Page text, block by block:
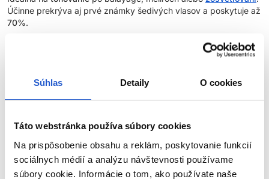
Súhlas Detaily O cookies
Táto webstránka používa súbory cookies
Na prispôsobenie obsahu a reklám, poskytovanie funkcií
sociálnych médií a analýzu návštevnosti používame
súbory cookie. Informácie o tom, ako používate naše
Účinne prekrýva aj prvé známky šedivých vlasov a poskytuje až
70%.
vyvinuté s 90% prírodnými zložkami, čo odráža náš
záväzok k prirodzenejšiemu a ekologickejšiemu prístupu k
Zvýšený lesk- 100% úspech v dosiahnutí lesku*, vďaka
čomu vlasy vyzerajú žiarivejšie a zdravšie.
Predĺžená trvácnosť- O 20 % dlhšia trvácnosť farby v
porovnaní s farbou na vlasy bez AminoPlex**.